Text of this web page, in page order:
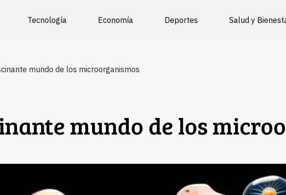
Tecnología Economía Deportes Salud y
mundo de los microorganismos
mundo de los